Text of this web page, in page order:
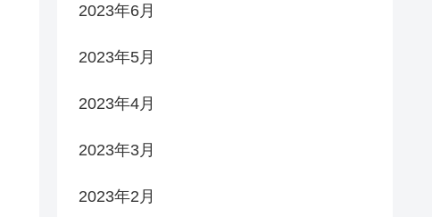
2023年6月
2023年5月
2023年4月
2023年3月
2023年2月